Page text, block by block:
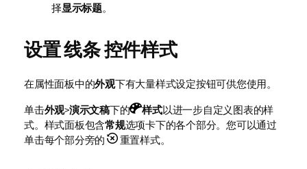
择显示标题。
设置线条控件样式
在属性面板中的外观下有大量样式设定按钮可供您使用。
单击外观>演示文稿下的 样式以进一步自定义图表的样
式。样式面板包含常规选项卡下的各个部分。您可以通过
单击每个部分旁的
重置样式。